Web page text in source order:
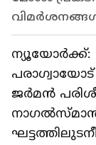
ന്യൂയോർക്ക്:
ജർമൻ
നാഗൽസ്‌മാൻ